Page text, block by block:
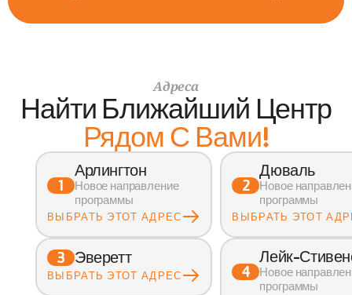
Адреса
Найти Ближайший Центр
Рядом С Вами!
1
Арлингтон
Новое направление
программы
ВЫБРАТЬ ЭТОТ АДРЕС
3 Эверетт
ВЫБРАТЬ ЭТОТ АДРЕС
2
Дюваль
Новое
программы
ВЫБРАТЬ ЭТОТ
4
Лейк-
Новое
программы